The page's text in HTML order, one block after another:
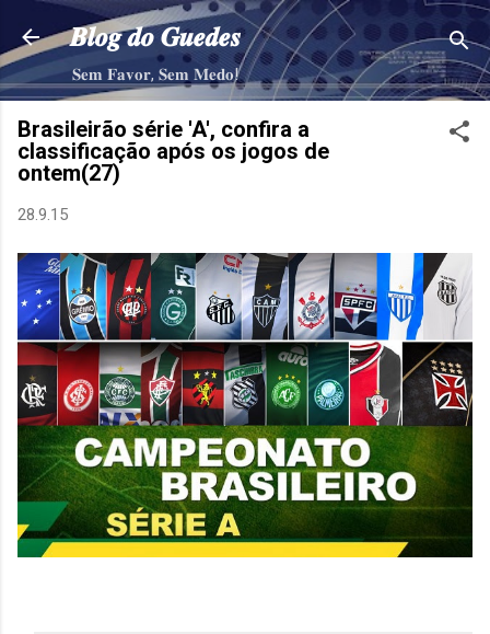
Pular para o conteúdo principal
𝑩𝒍𝒐𝒈 𝒅𝒐 𝑮𝒖𝒆𝒅𝒆𝒔
𝐒𝐞𝐦 𝐅𝐚𝐯𝐨𝐫, 𝐒𝐞𝐦 𝐌𝐞𝐝𝐨!
Brasileirão série 'A', confira a
classificação após os jogos de
ontem(27)
28.9.15